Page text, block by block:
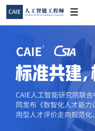
CAIE AI 助手